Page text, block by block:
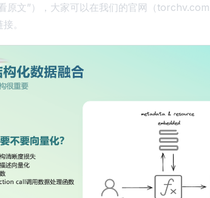
看原文”），大家可以在我们的官网（
。